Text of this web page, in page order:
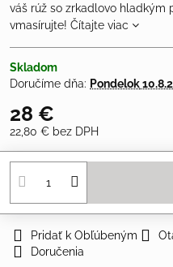
váš rúž so zrkadlovo hladkým
vmasírujte! Čítajte viac
Skladom
Doručíme dňa: Pondelok
28 €
22,80 € bez DPH
Pridať k Obľúbeným
Doručenia